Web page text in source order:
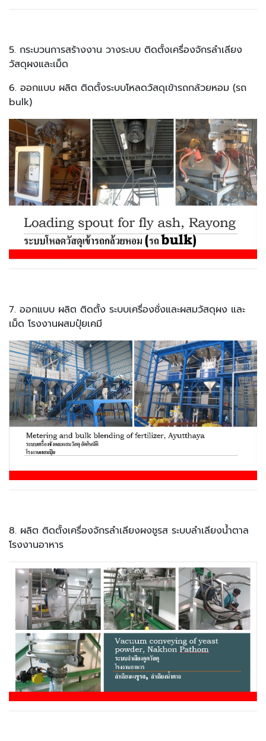
5. กระบวนการสร้างงาน วางระบบ ติดตั้งเครื่องจักรลำเลียง
วัสดุผงและเม็ด
6. ออกแบบ ผลิต ติดตั้งระบบโหลดวัสดุเข้ารถกล้วยหอม (รถ
bulk)
7. ออกแบบ ผลิต ติดตั้ง ระบบเครื่องชั่งและผสมวัสดุผง และ
เม็ด โรงงานผสมปุ๋ยเคมี
8. ผลิต ติดตั้งเครื่องจักรลำเลียงผงชูรส ระบบลำเลียงน้ำตาล
โรงงานอาหาร